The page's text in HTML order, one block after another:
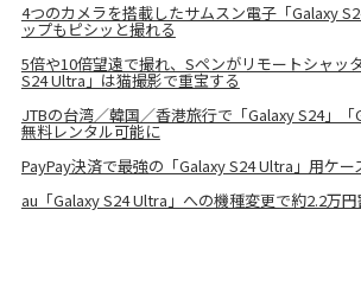
4つのカメラを搭載したサムスン電子「Galaxy
ップもピシッと撮れる
5倍や10倍望遠で撮れ、Sペンがリモートシャッ
S24 Ultra」は猫撮影で重宝する
JTBの台湾／韓国／香港旅行で「Galaxy S24」
無料レンタル可能に
PayPay決済で最強の「Galaxy S24 Ultra」用ケー
au「Galaxy S24 Ultra」への機種変更で約2.2万円